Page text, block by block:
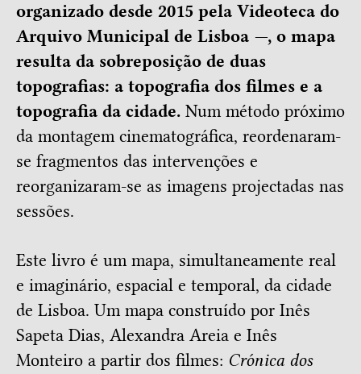
organizado desde 2015 pela Videoteca do
Arquivo Municipal de Lisboa —, o mapa
resulta da sobreposição de duas
topografias: a topografia dos filmes e a
topografia da cidade. Num método próximo
da montagem cinematográfica, reordenaram-
se fragmentos das intervenções e
reorganizaram-se as imagens projectadas nas
sessões.
Este livro é um mapa, simultaneamente real
e imaginário, espacial e temporal, da cidade
de Lisboa. Um mapa construído por Inês
Sapeta Dias, Alexandra Areia e Inês
Monteiro a partir dos filmes: Crónica dos